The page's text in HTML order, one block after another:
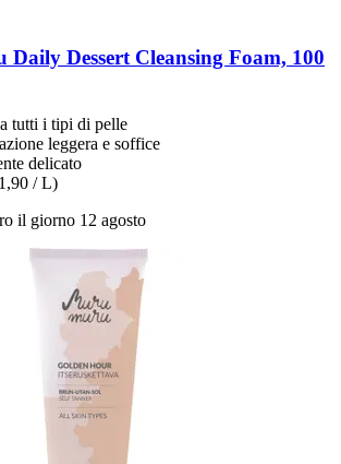
Daily Dessert Cleansing Foam, 100
tutti i tipi di pelle
leggera e soffice
delicato
/ L)
il giorno 12 agosto